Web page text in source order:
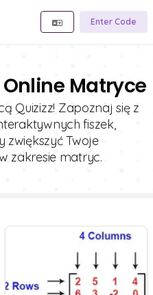
Enter Code
Matryce
Quizizz! Zapoznaj się z
fiszek,
Twoje
zakresie matryc.